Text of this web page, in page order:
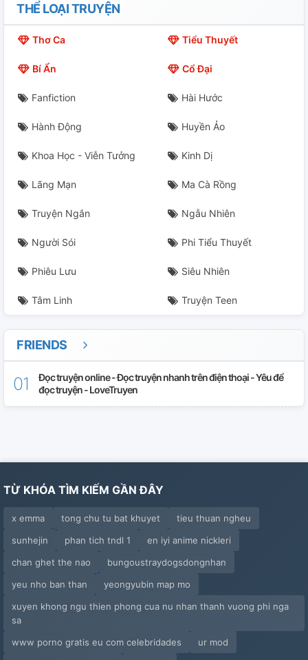
THỂ LOẠI TRUYỆN
Thơ Ca Tiểu Thuyết
Bí Ẩn Cổ Đại
Fanfiction Hài Hước
Hành Động Huyền Ảo
Khoa Học - Viễn Tưởng Kinh Dị
Lãng Mạn Ma Cà Rồng
Truyện Ngắn Ngẫu Nhiên
Người Sói Phi Tiểu Thuyết
Phiêu Lưu Siêu Nhiên
Tâm Linh Truyện Teen
FRIENDS
Đọc truyện online - Đọc truyện nhanh trên điện thoại - Yêu để
đọc truyện - LoveTruyen
TỪ KHÓA TÌM KIẾM GẦN ĐÂY
x emma tong chu tu bat khuyet
tieu thuan ngheu
sunhejin
phan tich tndl 1
en iyi anime nickleri
chan ghet the nao
bungoustraydogsdongnhan
yeu nho ban than
yeongyubin map mo
xuyen khong ngu thien phong cua nu nhan thanh vuong phi nga
sa
www porno gratis eu com celebridades
ur mod